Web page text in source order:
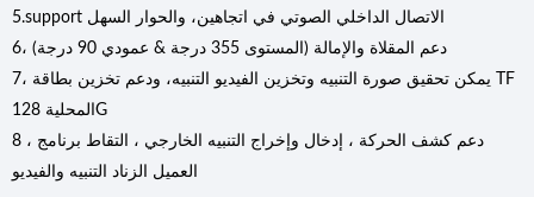
5.support الاتصال الداخلي الصوتي في اتجاهين، والحوار السهل
6، دعم المقلاة والإمالة (المستوى 355 درجة & عمودي 90 درجة)
7، يمكن تحقيق صورة التنبيه وتخزين الفيديو التنبيه، ودعم تخزين بطاقة TF
المحلية 128G
8 ، دعم كشف الحركة ، إدخال وإخراج التنبيه الخارجي ، التقاط برنامج
العميل الزناد التنبيه والفيديو